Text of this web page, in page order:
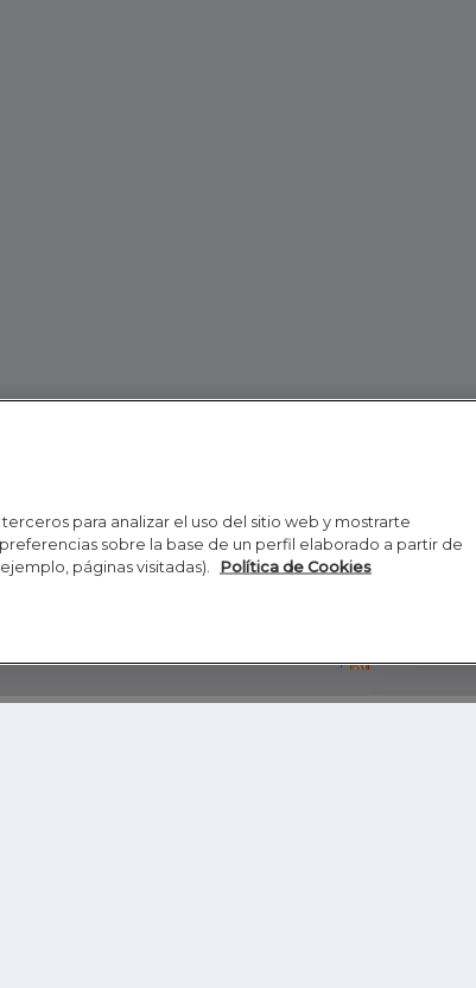
Inicio RSS
para analizar el uso del sitio web y mostrarte
sobre la base de un perfil elaborado a partir de
páginas visitadas).
Política de Cookies